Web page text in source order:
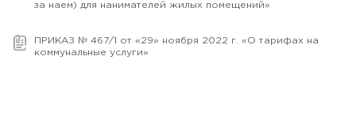
за наем) для нанимателей жилых помещений»
ПРИКАЗ № 467/1 от «29» ноября 2022 г. «О тарифах на
коммунальные услуги»